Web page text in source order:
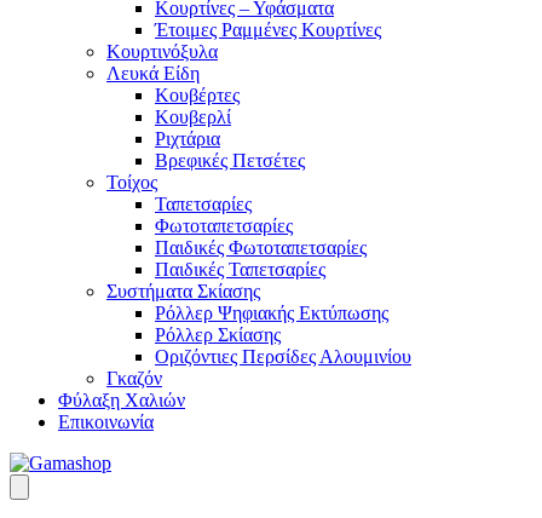
Κουρτίνες – Υφάσματα
Έτοιμες Ραμμένες Κουρτίνες
Κουρτινόξυλα
Λευκά Είδη
Κουβέρτες
Κουβερλί
Ριχτάρια
Βρεφικές Πετσέτες
Τοίχος
Ταπετσαρίες
Φωτοταπετσαρίες
Παιδικές Φωτοταπετσαρίες
Παιδικές Ταπετσαρίες
Συστήματα Σκίασης
Ρόλλερ Ψηφιακής Εκτύπωσης
Ρόλλερ Σκίασης
Οριζόντιες Περσίδες Αλουμινίου
Γκαζόν
Φύλαξη Χαλιών
Επικοινωνία